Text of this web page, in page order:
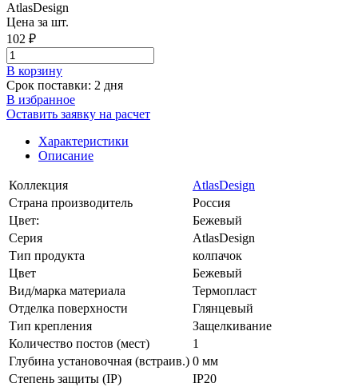
Цена за шт.
102 ₽
В корзинy
Срок поставки: 2 дня
В избранное
Оставить заявку на расчет
Характеристики
Описание
Коллекция
AtlasDesign
Страна производитель
Россия
Цвет:
Бежевый
Серия
AtlasDesign
Тип продукта
колпачок
Цвет
Бежевый
Вид/марка материала
Термопласт
Отделка поверхности
Глянцевый
Тип крепления
Защелкивание
Количество постов (мест)
1
Глубина установочная (встраив.) 0 мм
Степень защиты (IP)
IP20